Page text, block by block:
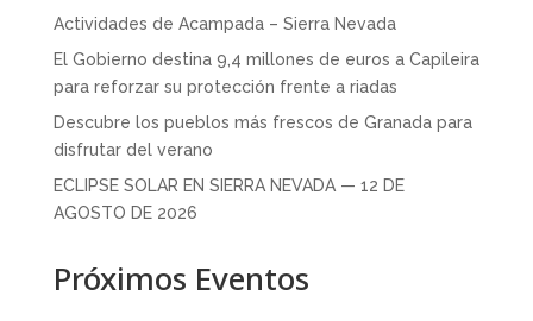
Actividades de Acampada – Sierra Nevada
El Gobierno destina 9,4 millones de euros a Capileira
para reforzar su protección frente a riadas
Descubre los pueblos más frescos de Granada para
disfrutar del verano
ECLIPSE SOLAR EN SIERRA NEVADA — 12 DE
AGOSTO DE 2026
Próximos Eventos